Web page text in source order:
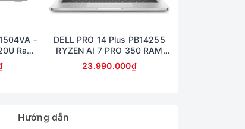
-
Ram
15,6inch
DELL PRO 14 Plus PB14255
RYZEN AI 7 PRO 350 RAM
32GB SSD 512GB AMD
RADEON 860M GRAPHICS
23.990.000₫
Hướng dẫn